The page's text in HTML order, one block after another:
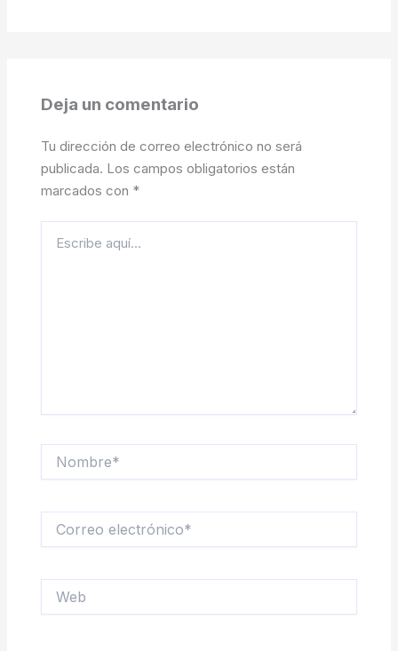
Deja un comentario
Tu dirección de correo electrónico no será
publicada. Los campos obligatorios están
marcados con *
aquí...
electrónico*